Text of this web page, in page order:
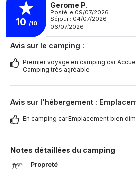
10 /10
Gerome P.
Posté le 09/07/2026
Séjour : 04/07/2026 -
06/07/2026
Avis sur le camping :
Premier voyage en camping car
Camping très agréable
Avis sur l'hébergement :
En camping car Emplacement bien
Notes détaillées du camping
Propreté